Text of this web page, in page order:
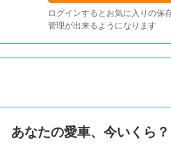
ログインするとお気に入りの保
管理が出来るようになります
あなたの愛車、今いくら？